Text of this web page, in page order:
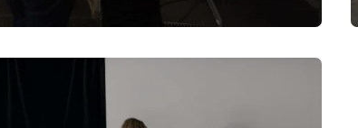
Andréa Le Guellec, lauréate de l’édition
2021, vous présentera son travail à
travers un vernissage personnel à 14h.